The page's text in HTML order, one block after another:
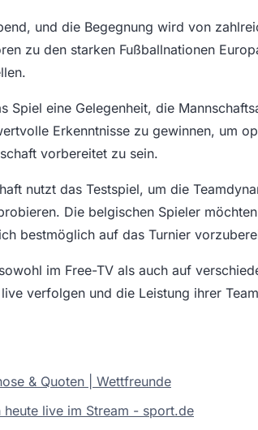
und die Begegnung wird von
zu den starken Fußballnationen
Spiel eine Gelegenheit, die
Erkenntnisse zu gewinnen, um
vorbereitet zu sein.
nutzt das Testspiel, um die
Die belgischen Spieler
bestmöglich auf das Turnier
im Free-TV als auch auf
verfolgen und die Leistung ihrer
& Quoten | Wettfreunde
live im Stream - sport.de